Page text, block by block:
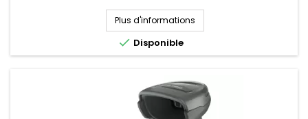
Plus d'informations
 Disponible